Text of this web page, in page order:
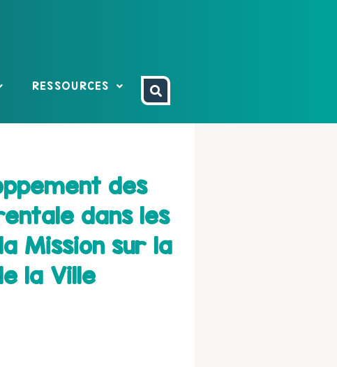
RESSOURCES
des
dans les
Mission sur la
la Ville